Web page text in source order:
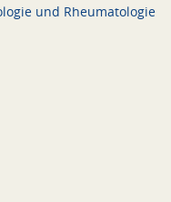
und Rheumatologie